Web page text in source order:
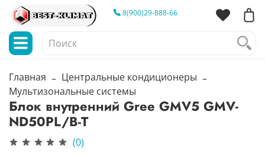
8(900)29-888-66
Главная
Центральные кондиционеры
Мультизональные системы
Блок внутренний Gree GMV5 GMV-
ND50PL/B-T
(0)